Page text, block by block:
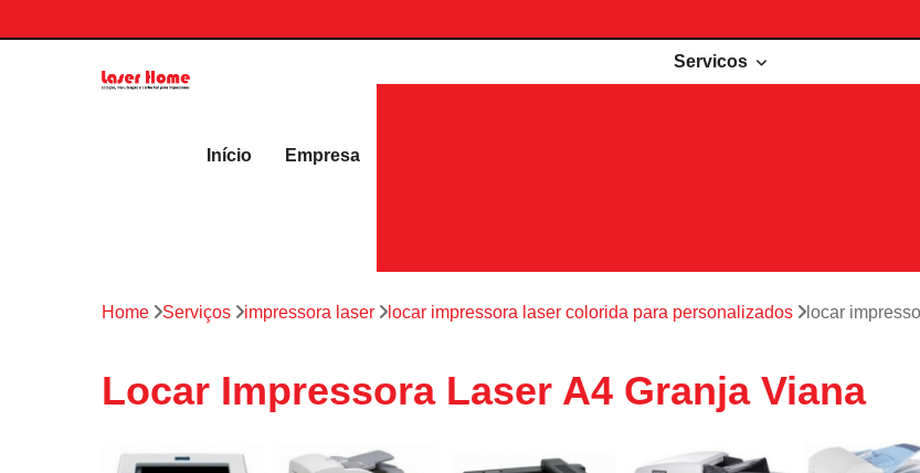
Início Empresa
Servicos
Home Serviços impressora laser locar impressora laser colorida para personalizados locar
Locar Impressora Laser A4 Granja Viana